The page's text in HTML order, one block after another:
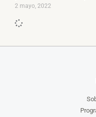
2 mayo, 2022